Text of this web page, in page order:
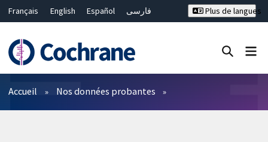
Français English Español
فارسی
Bahasa Malaysia
ไทย
繁體中文
简体中文
Plus de langues
Filtres
Accueil Nos données probantes